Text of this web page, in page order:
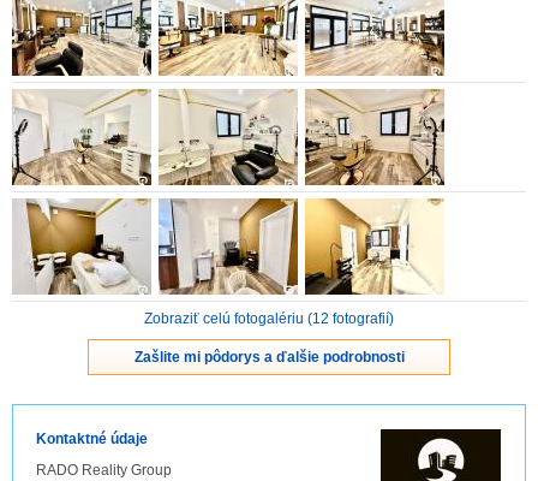
ZVÝRAZNENIE REALITNÝCH INZERÁTOV
REKLAMA
PARTNERI
OBCHODNÉ PODMIENKY
KONTAKT
Zobraziť celú fotogalériu (12 fotografií)
Zašlite mi pôdorys a ďalšie podrobnosti
Kontaktné údaje
RADO Reality Group